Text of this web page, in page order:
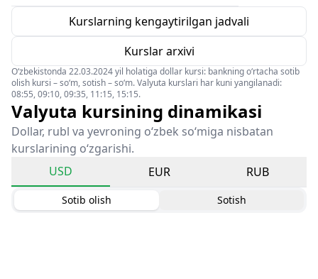
Kurslarning kengaytirilgan jadvali
Kurslar arxivi
O‘zbekistonda 22.03.2024 yil holatiga dollar kursi: bankning o‘rtacha sotib
olish kursi – so‘m, sotish – so‘m. Valyuta kurslari har kuni yangilanadi:
08:55, 09:10, 09:35, 11:15, 15:15.
Valyuta kursining dinamikasi
Dollar, rubl va yevroning o‘zbek so‘miga nisbatan
kurslarining o‘zgarishi.
USD
EUR RUB
Sotib olish Sotish